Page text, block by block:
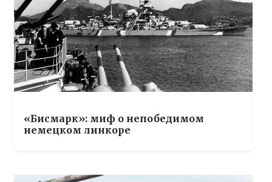
«Бисмарк»: миф о непобедимом
немецком линкоре